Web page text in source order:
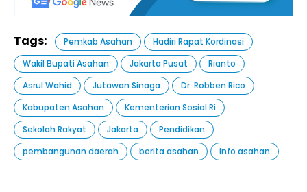
Tags: Pemkab Asahan
Hadiri Rapat Kordinasi
Wakil Bupati Asahan
Jakarta Pusat
Rianto
Asrul Wahid
Jutawan Sinaga
Dr. Robben Rico
Kabupaten Asahan
Kementerian Sosial Ri
Sekolah Rakyat
Jakarta
Pendidikan
pembangunan daerah
berita asahan info asahan